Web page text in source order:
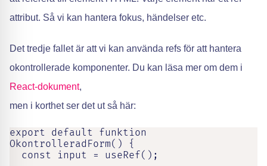
attribut. Så vi kan hantera fokus, händelser etc.
Det tredje fallet är att vi kan använda refs för att hantera
okontrollerade komponenter. Du kan läsa mer om dem i
React-dokument,
men i korthet ser det ut så här:
export default funktion
OkontrolleradForm() {